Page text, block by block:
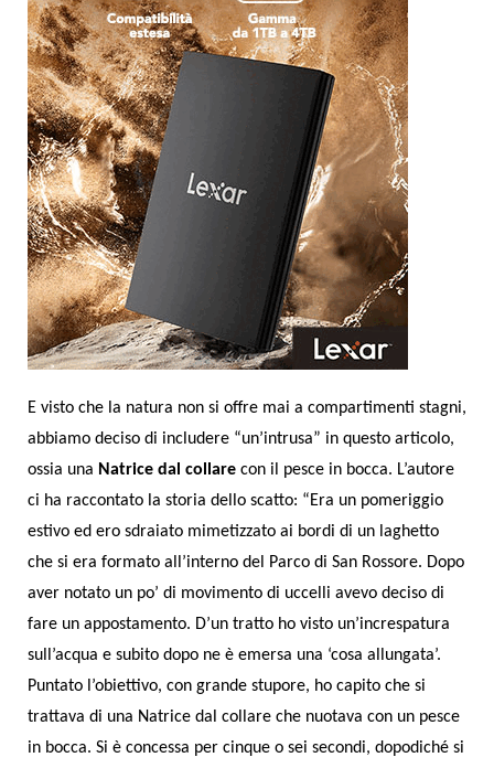
E visto che la natura non si offre mai a compartimenti stagni,
abbiamo deciso di includere “un’intrusa” in questo articolo,
ossia una Natrice dal collare con il pesce in bocca. L’autore
ci ha raccontato la storia dello scatto: “Era un pomeriggio
estivo ed ero sdraiato mimetizzato ai bordi di un laghetto
che si era formato all’interno del Parco di San Rossore. Dopo
aver notato un po’ di movimento di uccelli avevo deciso di
fare un appostamento. D’un tratto ho visto un’increspatura
sull’acqua e subito dopo ne è emersa una ‘cosa allungata’.
Puntato l’obiettivo, con grande stupore, ho capito che si
trattava di una Natrice dal collare che nuotava con un pesce
in bocca. Si è concessa per cinque o sei secondi, dopodiché si